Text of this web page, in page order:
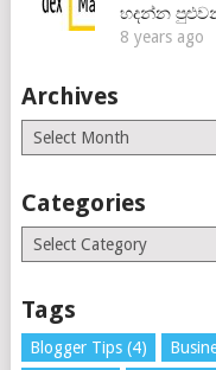
හදන්න
8 years ago
Archives
Archives
Categories
Categories
Tags
Blogger Tips(4)